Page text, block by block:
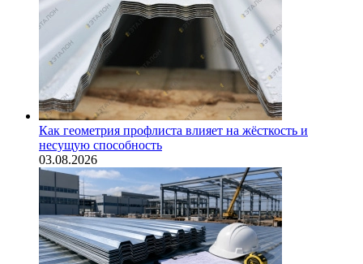
Как геометрия профлиста влияет на жёсткость и
несущую способность
03.08.2026